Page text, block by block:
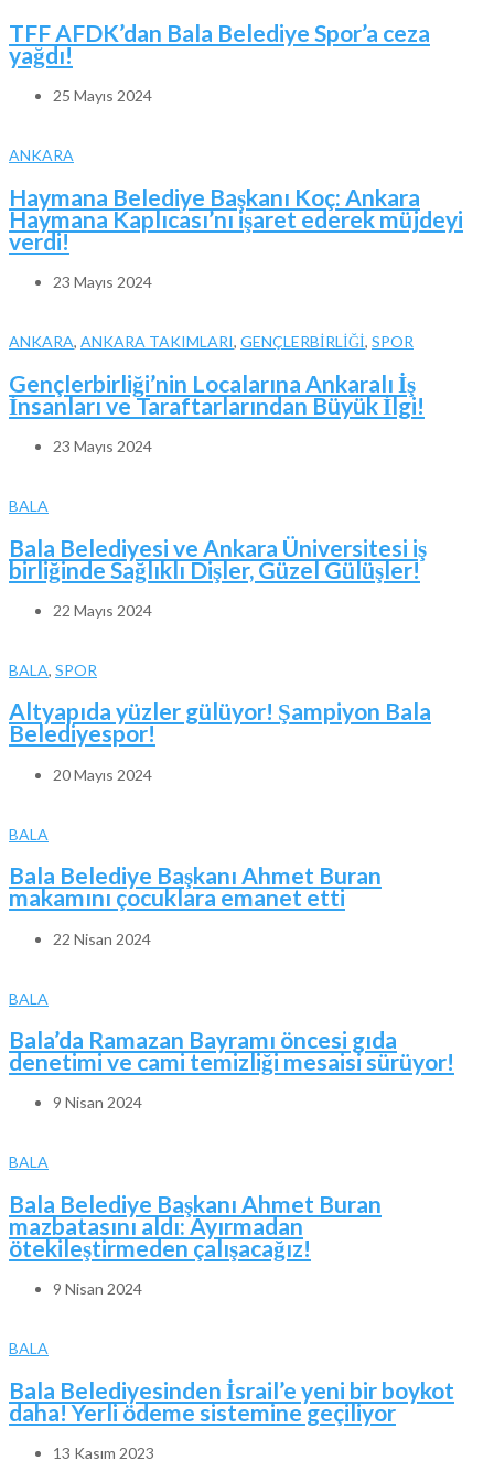
TFF AFDK’dan Bala Belediye Spor’a ceza
yağdı!
25 Mayıs 2024
ANKARA
Haymana Belediye Başkanı Koç: Ankara
Haymana Kaplıcası’nı işaret ederek müjdeyi
verdi!
23 Mayıs 2024
ANKARA, ANKARA TAKIMLARI, GENÇLERBİRLİĞİ, SPOR
Gençlerbirliği’nin Localarına Ankaralı İş
İnsanları ve Taraftarlarından Büyük İlgi!
23 Mayıs 2024
BALA
Bala Belediyesi ve Ankara Üniversitesi iş
birliğinde Sağlıklı Dişler, Güzel Gülüşler!
22 Mayıs 2024
BALA, SPOR
Altyapıda yüzler gülüyor! Şampiyon Bala
Belediyespor!
20 Mayıs 2024
BALA
Bala Belediye Başkanı Ahmet Buran
makamını çocuklara emanet etti
22 Nisan 2024
BALA
Bala’da Ramazan Bayramı öncesi gıda
denetimi ve cami temizliği mesaisi sürüyor!
9 Nisan 2024
BALA
Bala Belediye Başkanı Ahmet Buran
mazbatasını aldı: Ayırmadan
ötekileştirmeden çalışacağız!
9 Nisan 2024
BALA
Bala Belediyesinden İsrail’e yeni bir boykot
daha! Yerli ödeme sistemine geçiliyor
13 Kasım 2023